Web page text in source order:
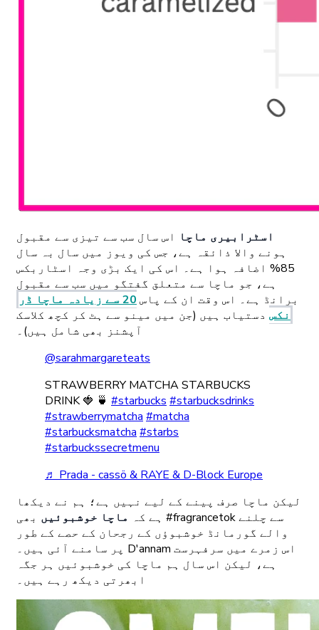
اسٹرابیری ماچا اس سال سب سے تیزی سے مقبول
ہونے والا ذائقہ ہے، جس کی ویوز میں سال بہ سال
85% اضافہ ہوا ہے۔ اس کی ایک بڑی وجہ اسٹاربکس
ہے، جو ماچا سے متعلق گفتگو میں سب سے مقبول
برانڈ ہے۔ اس وقت ان کے پاس
20 سے زیادہ ماچا ڈر
نکس دستیاب ہیں (جن میں مینو سے ہٹ کر کچھ کلاسک
آپشنز بھی شامل ہیں)۔
@sarahmargareteats
STRAWBERRY MATCHA STARBUCKS
DRINK 🍓 🍵 #starbucks #starbucksdrinks
#strawberrymatcha #matcha
#starbucksmatcha #starbs
#starbuckssecretmenu
♬ Prada - cassö & RAYE & D-Block Europe
لیکن ماچا صرف پینے کے لیے نہیں ہے؛ ہم نے دیکھا
ہے کہ ماچا خوشبوئیں بھی #fragrancetok سے چلنے
والے گورمانڈ خوشبوؤں کے رجحان کے حصے کے طور
پر سامنے آئی ہیں۔ D'annam اس زمرے میں سرفہرست
ہے، لیکن اس سال ہم ماچا کی خوشبوئیں ہر جگہ
ابھرتی دیکھ رہے ہیں۔